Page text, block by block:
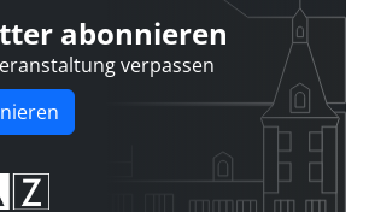
abonnieren
verpassen